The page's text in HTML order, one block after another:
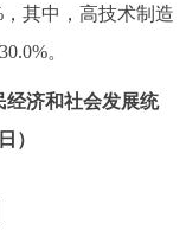
图说互动
其中，高技术制造
。
济和社会发展统
）